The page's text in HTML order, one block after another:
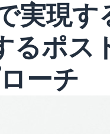
実現す
るポス
ーチ